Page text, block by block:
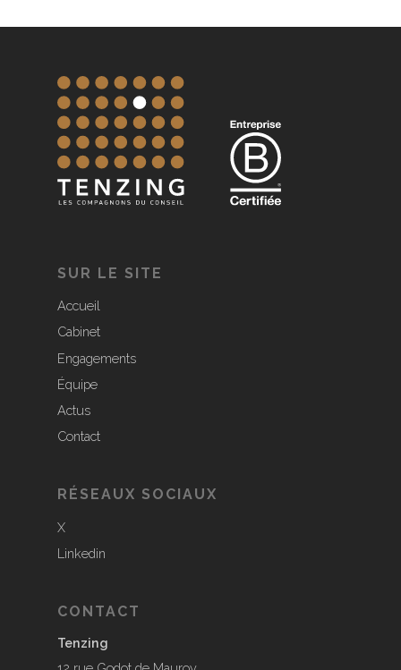
SUR LE SITE
Accueil
Cabinet
Engagements
Équipe
Actus
Contact
RÉSEAUX SOCIAUX
X
Linkedin
CONTACT
Tenzing